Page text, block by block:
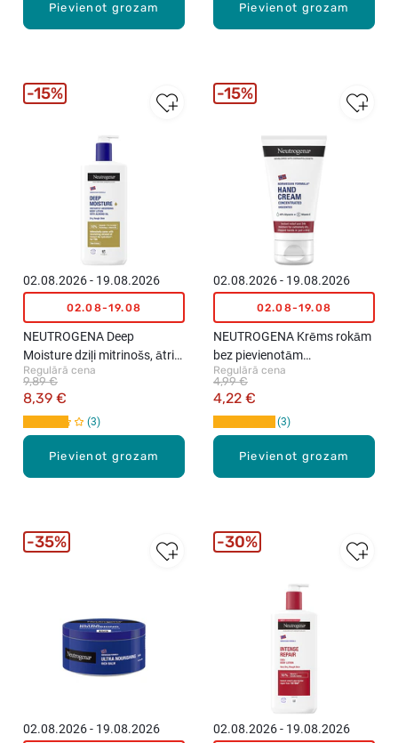
Pievienot grozam Pievienot grozam
Pievienot grozam
02.08.2026 - 19.08.2026
02.08-19.08
NEUTROGENA Deep
Moisture dziļi mitrinošs, ātri
absorbējošs ķermeņa losjons
ar mandeļu eļļu, 400ml
Regulārā cena
8,39 €
9,89 €
3
15%
Pievienot grozam
02.08.2026 - 19.08.2026
02.08-19.08
NEUTROGENA Krēms rokām
bez pievienotām
smaržvielām, 75ml
Regulārā cena
4,22 €
4,99 €
3
15%
02.08.2026 - 19.08.2026
35%
02.08.2026 - 19.08.2026
30%